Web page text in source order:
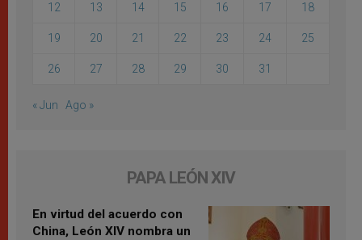
12 13 14 15 16 17 18
19 20 21 22 23 24 25
26 27 28 29 30 31
« Jun Ago »
PAPA LEÓN XIV
En virtud del acuerdo con
China, León XIV nombra un